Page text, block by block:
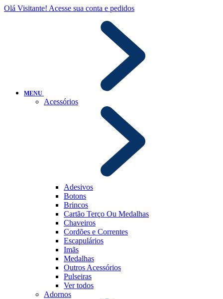
Olá Visitante! Acesse sua conta e pedidos
MENU
Acessórios
Adesivos
Botons
Brincos
Cartão Terço Ou Medalhas
Chaveiros
Cordões e Correntes
Escapulários
Imãs
Medalhas
Outros Acessórios
Pulseiras
Ver todos
Adornos